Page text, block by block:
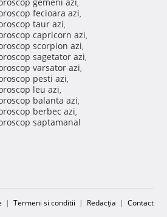
,
fecioara azi,
taur azi,
capricorn azi,
scorpion azi,
sagetator azi,
varsator azi,
pesti azi,
leu azi,
balanta azi,
berbec azi,
saptamanal
| Termeni si conditii | Redacţia | Contact